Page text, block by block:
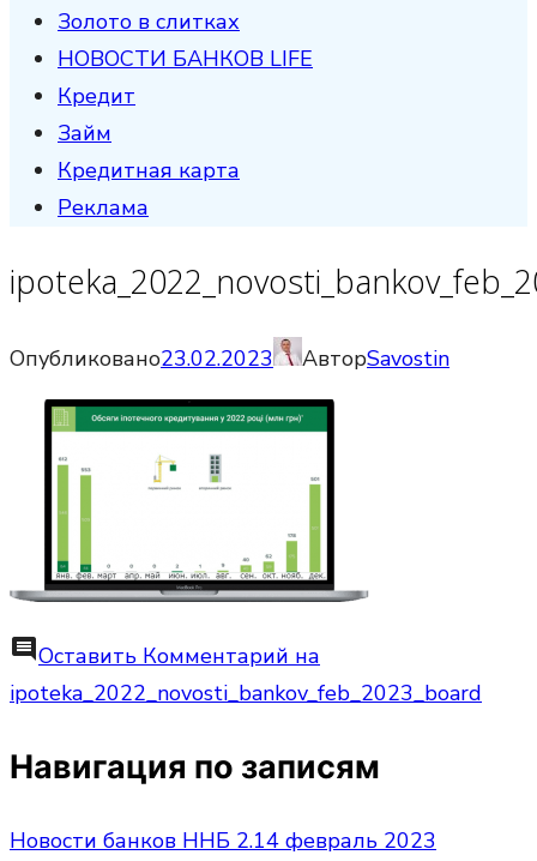
Золото в слитках
НОВОСТИ БАНКОВ LIFE
Кредит
Займ
Кредитная карта
Реклама
Опубликовано23.02.2023 АвторSavostin
commentОставить Комментарий на
ipoteka_2022_novosti_bankov_feb_2023_board
Навигация по записям
Новости банков ННБ 2.14 февраль 2023